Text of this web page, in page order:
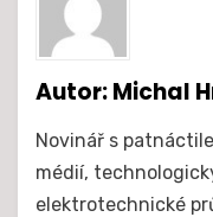
Autor:Michal
Novinář s
médií,
elektrotechnické